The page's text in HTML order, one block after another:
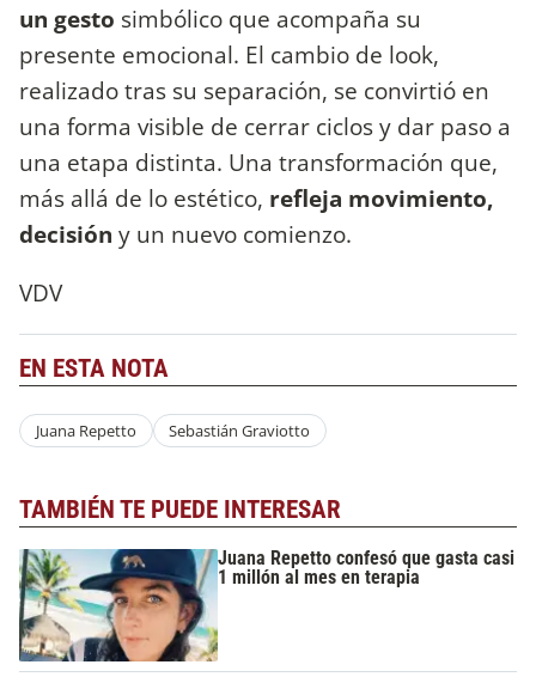
un gesto simbólico que acompaña su
presente emocional. El cambio de look,
realizado tras su separación, se convirtió en
una forma visible de cerrar ciclos y dar paso a
una etapa distinta. Una transformación que,
más allá de lo estético, refleja movimiento,
decisión y un nuevo comienzo.
VDV
EN ESTA NOTA
Juana Repetto Sebastián Graviotto
TAMBIÉN TE PUEDE INTERESAR
Juana Repetto confesó que gasta casi
1 millón al mes en terapia